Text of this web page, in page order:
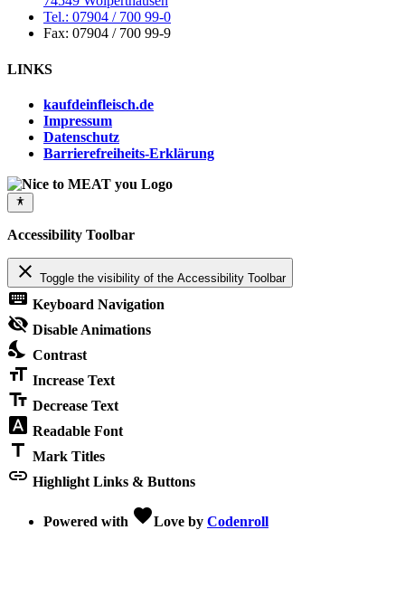
Tel.: 07904 / 700 99-0
Fax: 07904 / 700 99-9
LINKS
kaufdeinfleisch.de
Impressum
Datenschutz
Barrierefreiheits-Erklärung
Accessibility Toolbar
close Toggle the visibility of the Accessibility Toolbar
keyboard Keyboard Navigation
visibility_off Disable Animations
nights_stay Contrast
format_size Increase Text
text_fields Decrease Text
font_download Readable Font
title Mark Titles
link Highlight Links & Buttons
Powered with favoriteLove by Codenroll